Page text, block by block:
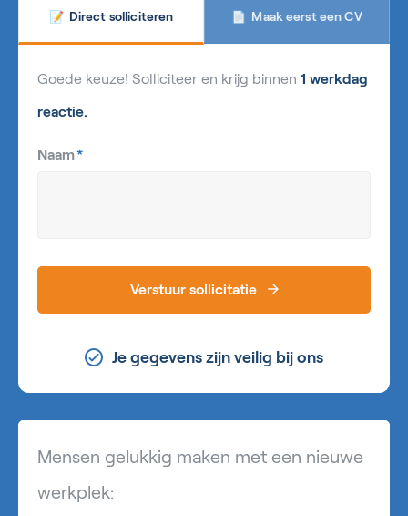
📝 Direct solliciteren 📄 Maak eerst een CV
Goede keuze! Solliciteer en krijg binnen 1 werkdag
reactie.
Naam*
Verstuur sollicitatie
Je gegevens zijn veilig bij ons
Mensen gelukkig maken met een nieuwe
werkplek: